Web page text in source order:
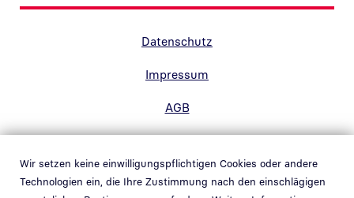
Wir setzen keine einwilligungspflichtigen Cookies oder andere
Technologien ein, die Ihre Zustimmung nach den einschlägigen
Datenschutz
Impressum
AGB
Kontakt